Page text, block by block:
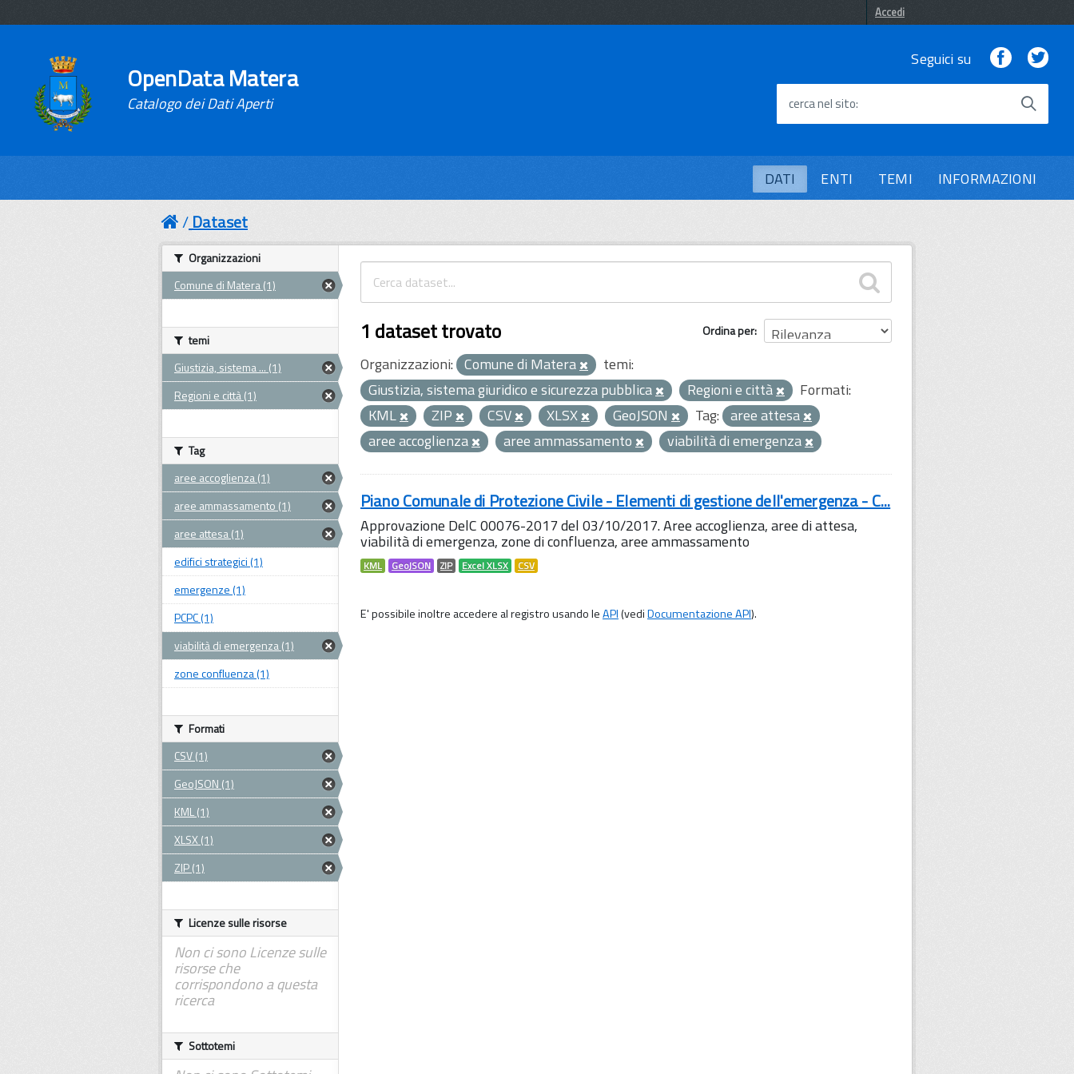
Accedi
OpenData Matera
Catalogo dei Dati Aperti
Seguici su Facebook
cerca nel sito
DATI ENTI TEMI INFORMAZIONI
Dataset
Ordina per
1 dataset trovato
Organizzazioni: Comune di Matera
temi:
Giustizia, sistema giuridico e sicurezza pubblica
Regioni e città
Formati:
KML
ZIP CSV XLSX GeoJSON Tag: aree attesa
aree accoglienza
aree ammassamento viabilità di emergenza
Piano Comunale di Protezione Civile - Elementi di gestione dell'emergenza - C...
Approvazione DelC 00076-2017 del 03/10/2017. Aree accoglienza, aree di attesa,
viabilità di emergenza, zone di confluenza, aree ammassamento
KML GeoJSON ZIP Excel XLSX CSV
E' possibile inoltre accedere al registro usando leAPI(vediDocumentazione API).
Organizzazioni
Comune di Matera (1)
temi
Giustizia, sistema ... (1)
Regioni e città (1)
Tag
aree accoglienza (1)
aree ammassamento (1)
aree attesa (1)
edifici strategici (1)
emergenze (1)
PCPC (1)
viabilità di emergenza (1)
zone confluenza (1)
Formati
CSV (1)
GeoJSON (1)
KML (1)
XLSX (1)
ZIP (1)
Licenze sulle risorse
Non ci sono Licenze sulle
risorse che
corrispondono a questa
ricerca
Sottotemi